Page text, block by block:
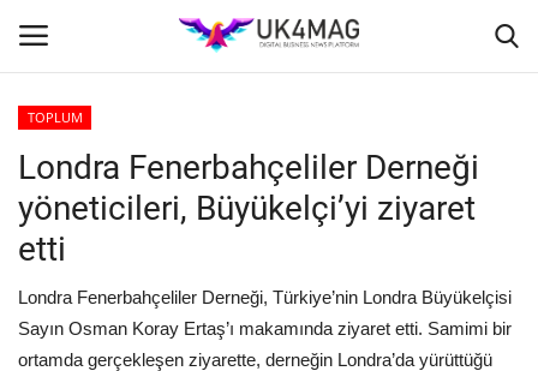
Ana Sayfa
TVNET
TOPLUM
Londra Fenerbahçeliler Derneği
yöneticileri, Büyükelçi’yi ziyaret
etti
Londra Fenerbahçeliler Derneği, Türkiye’nin Londra Büyükelçisi
Sayın Osman Koray Ertaş’ı makamında ziyaret etti. Samimi bir
ortamda gerçekleşen ziyarette, derneğin Londra’da yürüttüğü